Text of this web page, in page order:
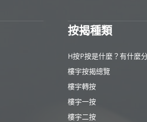
按揭種類
H按P按是什麼？有什麼
樓宇按揭總覽
樓宇轉按
樓宇一按
樓宇二按